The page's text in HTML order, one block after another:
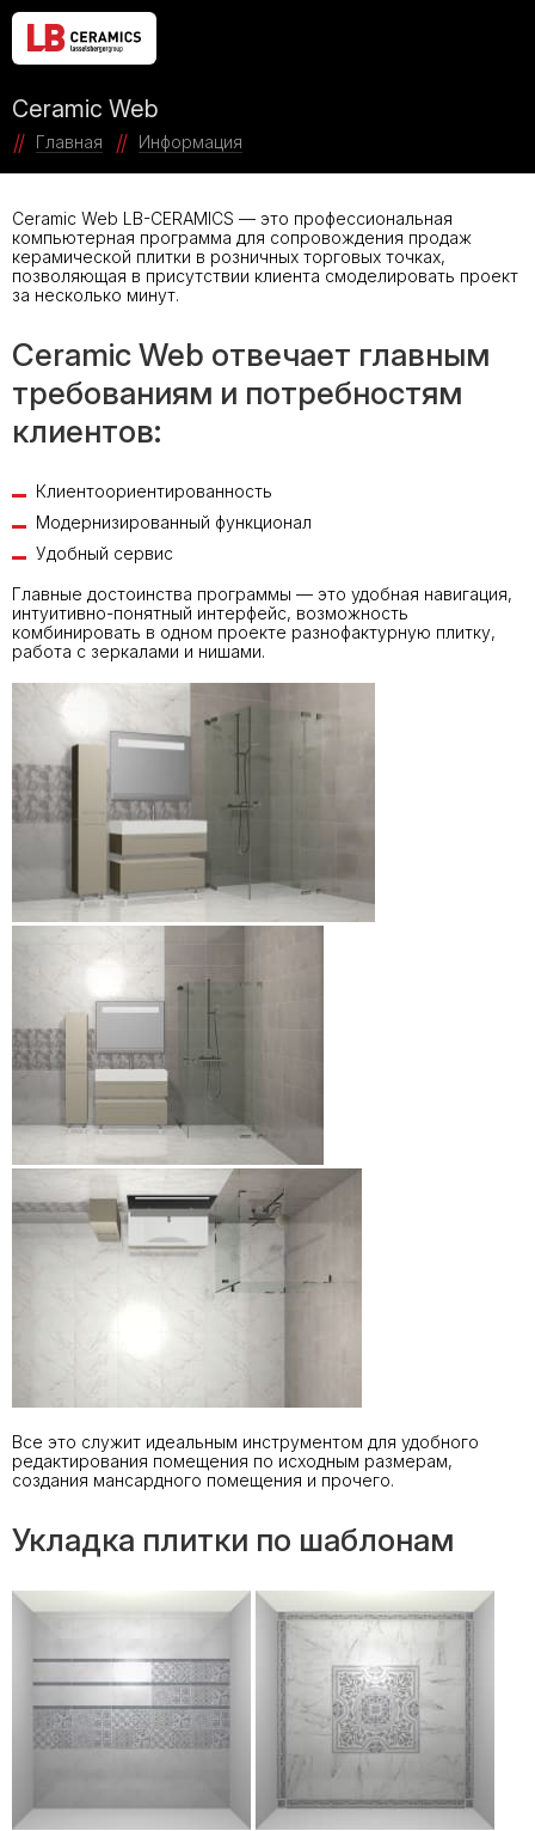
Ceramic Web
Главная Информация
Ceramic Web LB-CERAMICS — это профессиональная
компьютерная программа для сопровождения продаж
керамической плитки в розничных торговых точках,
позволяющая в присутствии клиента смоделировать проект
за несколько минут.
Ceramic Web отвечает главным
требованиям и потребностям
клиентов:
Клиентоориентированность
Модернизированный функционал
Удобный сервис
Главные достоинства программы — это удобная навигация,
интуитивно-понятный интерфейс, возможность
комбинировать в одном проекте разнофактурную плитку,
работа с зеркалами и нишами.
Все это служит идеальным инструментом для удобного
редактирования помещения по исходным размерам,
создания мансардного помещения и прочего.
Укладка плитки по шаблонам